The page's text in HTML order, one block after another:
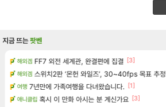
리니지M 방금 일어난일 [14]
오버워치 D.Mon 애니메이션 영웅 시네마틱 [7]
검은사막 하이퍼 부스트 이후 길 잃은 뉴비분들!
메이플 8월 9일 썬데이 메이플 [155]
지금 뜨는팟벤
해외겜 FF7 외전 세계관, 완결편에 집결 [3]
해외겜 스위치2판 ‘몬헌 와일즈’, 30~40fps 목표 추정
여행 7년만에 가족여행을 다녀왔습니다. [1]
애니클립 혹시 이 만화 아시는 분 계신가요 [3]